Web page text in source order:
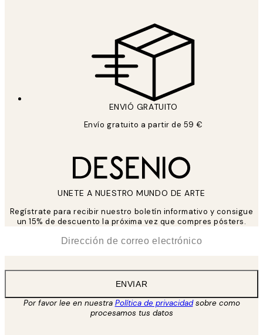
ENVIÓ GRATUITO
Envío gratuito a partir de 59 €
UNETE A NUESTRO MUNDO DE ARTE
Regístrate para recibir nuestro boletín informativo y consigue
un 15% de descuento la próxima vez que compres pósters.
ENVIAR
Por favor lee en nuestra Política de privacidadsobre como
procesamos tus datos